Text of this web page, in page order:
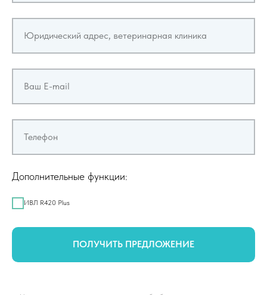
Юридический адрес, ветеринарная клиника
Ваш E-mail
Телефон
Дополнительные функции:
ИВЛ R420 Plus
ПОЛУЧИТЬ ПРЕДЛОЖЕНИЕ